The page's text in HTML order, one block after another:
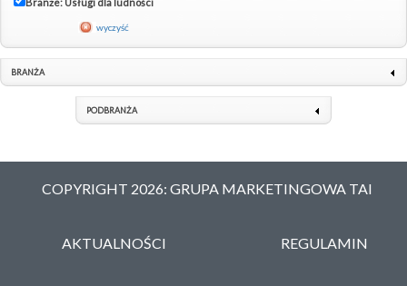
Branże: Usługi dla ludności
wyczyść
BRANŻA
PODBRANŻA
COPYRIGHT 2026: GRUPA MARKETINGOWA TAI
AKTUALNOŚCI REGULAMIN